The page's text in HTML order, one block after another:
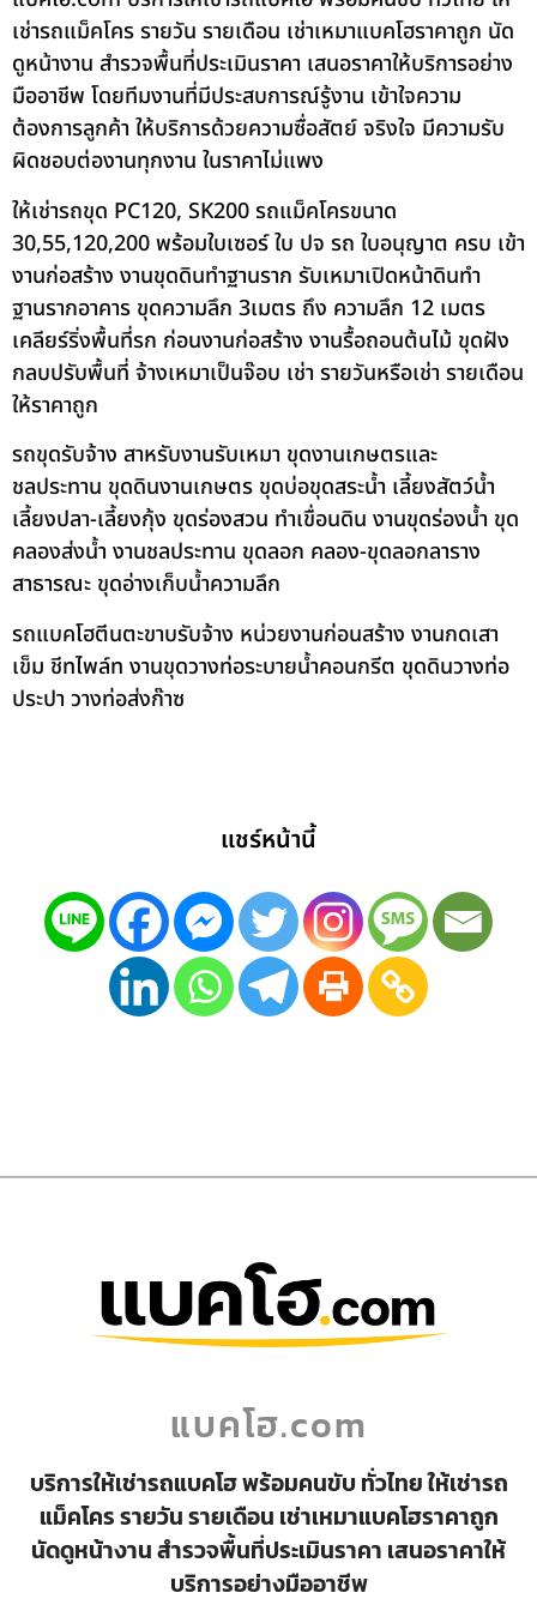
เช่ารถแม็คโคร รายวัน รายเดือน เช่าเหมาแบคโฮราคาถูก นัด
ดูหน้างาน สำรวจพื้นที่ประเมินราคา เสนอราคาให้บริการอย่าง
มืออาชีพ โดยทีมงานที่มีประสบการณ์รู้งาน เข้าใจความ
ต้องการลูกค้า ให้บริการด้วยความซื่อสัตย์ จริงใจ มีความรับ
ผิดชอบต่องานทุกงาน ในราคาไม่แพง
ให้เช่ารถขุด PC120, SK200 รถแม็คโครขนาด
30,55,120,200 พร้อมใบเซอร์ ใบ ปจ รถ ใบอนุญาต ครบ เข้า
งานก่อสร้าง งานขุดดินทำฐานราก รับเหมาเปิดหน้าดินทำ
ฐานรากอาคาร ขุดความลึก 3เมตร ถึง ความลึก 12 เมตร
เคลียร์ริ่งพื้นที่รก ก่อนงานก่อสร้าง งานรื้อถอนต้นไม้ ขุดฝัง
กลบปรับพื้นที่ จ้างเหมาเป็นจ๊อบ เช่า รายวันหรือเช่า รายเดือน
ให้ราคาถูก
รถขุดรับจ้าง สาหรับงานรับเหมา ขุดงานเกษตรและ
ชลประทาน ขุดดินงานเกษตร ขุดบ่อขุดสระน้ำ เลี้ยงสัตว์น้ำ
เลี้ยงปลา-เลี้ยงกุ้ง ขุดร่องสวน ทำเขื่อนดิน งานขุดร่องน้ำ ขุด
คลองส่งน้ำ งานชลประทาน ขุดลอก คลอง-ขุดลอกลาราง
สาธารณะ ขุดอ่างเก็บน้ำความลึก
รถแบคโฮตีนตะขาบรับจ้าง หน่วยงานก่อนสร้าง งานกดเสา
เข็ม ชีทไพล์ท งานขุดวางท่อระบายน้ำคอนกรีต ขุดดินวางท่อ
ประปา วางท่อส่งก๊าซ
แชร์หน้านี้
แบคโฮ.com
บริการให้เช่ารถแบคโฮ พร้อมคนขับ ทั่วไทย ให้เช่ารถ
แม็คโคร รายวัน รายเดือน เช่าเหมาแบคโฮราคาถูก
นัดดูหน้างาน สำรวจพื้นที่ประเมินราคา เสนอราคาให้
บริการอย่างมืออาชีพ